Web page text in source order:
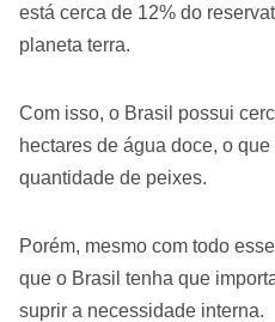
está cerca de 12% do
planeta terra.
Com isso, o Brasil possui
hectares de água doce, o
quantidade de peixes.
Porém, mesmo com todo
que o Brasil tenha que
suprir a necessidade interna.